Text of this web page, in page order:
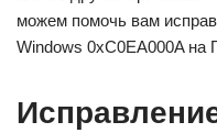
можем помочь вам
Windows 0xC0EA000A на